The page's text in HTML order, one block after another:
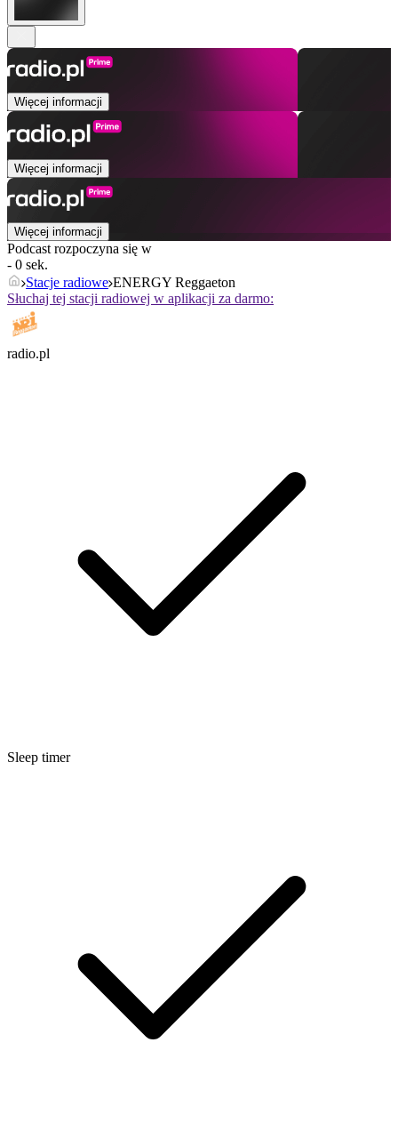
Więcej informacji
Więcej informacji
Więcej informacji
Podcast rozpoczyna się w
- 0 sek.
Stacje radiowe ENERGY Reggaeton
Słuchaj tej stacji radiowej w aplikacji za darmo:
radio.pl
Sleep timer